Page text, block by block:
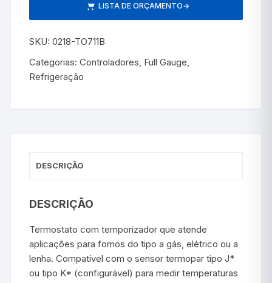
LISTA DE ORÇAMENTO→
SKU:0218-TO711B
Categorias:Controladores Full Gauge
Refrigeração
DESCRIÇÃO
DESCRIÇÃO
Termostato com temporizador que atende
aplicações para fornos do tipo a gás, elétrico ou a
lenha. Compatível com o sensor termopar tipo J*
ou tipo K* (configurável) para medir temperaturas